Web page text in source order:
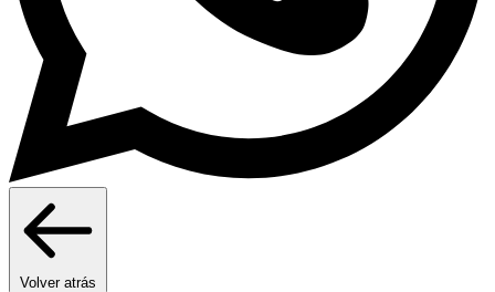
Volver atrás